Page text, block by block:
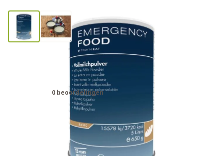
Trek'n Eat melk noodrantsoen (5
0 beoordelingen
Meer dan 10 op voorraad